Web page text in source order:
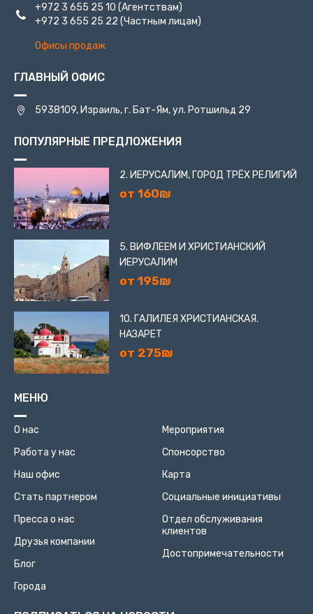
+972 3 655 25 10 (Агентствам)
+972 3 655 25 22 (Частным лицам)
Офисы продаж
ГЛАВНЫЙ ОФИС
5938109, Израиль, г. Бат-Ям, ул. Ротшильд 29
ПОПУЛЯРНЫЕ ПРЕДЛОЖЕНИЯ
2. ИЕРУСАЛИМ, ГОРОД ТРЁХ РЕЛИГИЙ
от 160₪
5. ВИФЛЕЕМ И ХРИСТИАНСКИЙ
ИЕРУСАЛИМ
от 195₪
10. ГАЛИЛЕЯ ХРИСТИАНСКАЯ.
НАЗАРЕТ
от 275₪
МЕНЮ
О нас
Работа у нас
Наш офис
Стать партнером
Пресса о нас
Друзья компании
Блог
Города
Мероприятия
Спонсорство
Карта
Социальные инициативы
Отдел обслуживания
клиентов
Достопримечательности